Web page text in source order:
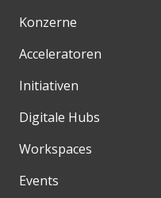
Konzerne
Acceleratoren
Initiativen
Digitale Hubs
Workspaces
Events